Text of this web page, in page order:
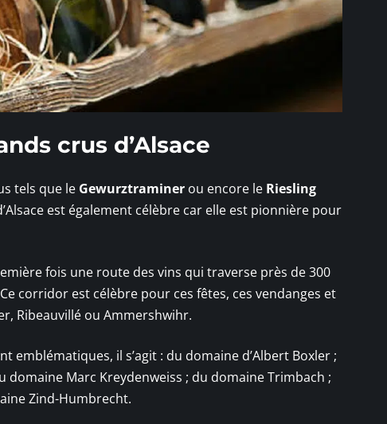
crus d’Alsace
tels que le Gewurztraminer ou encore le Riesling
est également célèbre car elle est pionnière pour
fois une route des vins qui traverse près de 300
corridor est célèbre pour ces fêtes, ces vendanges et
Ribeauvillé ou Ammershwihr.
il s’agit : du domaine d’Albert Boxler ;
domaine Marc Kreydenweiss ; du domaine Trimbach ;
Zind-Humbrecht.